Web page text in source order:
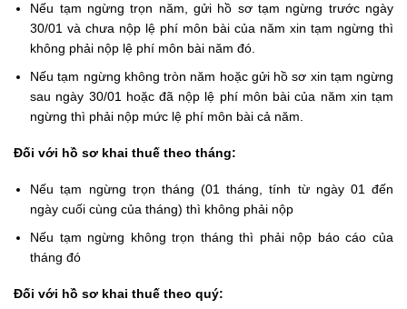
Nếu tạm ngừng trọn năm, gửi hồ sơ tạm ngừng trước ngày
30/01 và chưa nộp lệ phí môn bài của năm xin tạm ngừng thì
không phải nộp lệ phí môn bài năm đó.
Nếu tạm ngừng không tròn năm hoặc gửi hồ sơ xin tạm ngừng
sau ngày 30/01 hoặc đã nộp lệ phí môn bài của năm xin tạm
ngừng thì phải nộp mức lệ phí môn bài cả năm.
Đối với hồ sơ khai thuế theo tháng:
Nếu tạm ngừng trọn tháng (01 tháng, tính từ ngày 01 đến
ngày cuối cùng của tháng) thì không phải nộp
Nếu tạm ngừng không trọn tháng thì phải nộp báo cáo của
tháng đó
Đối với hồ sơ khai thuế theo quý: